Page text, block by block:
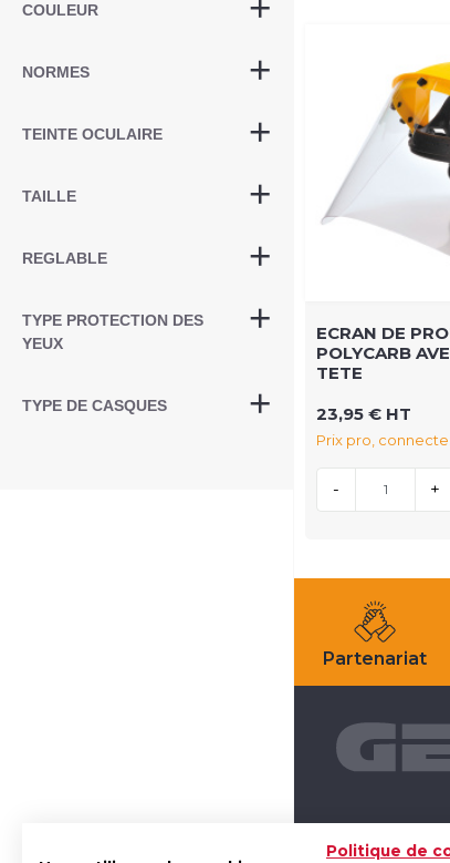
COULEUR
NORMES
TEINTE OCULAIRE
TAILLE
REGLABLE
TYPE PROTECTION DES
YEUX
TYPE DE CASQUES
ECRAN DE
POLYCARB
TETE
23,95 € HT
Prix pro,
- +
Partenariat
Politique de